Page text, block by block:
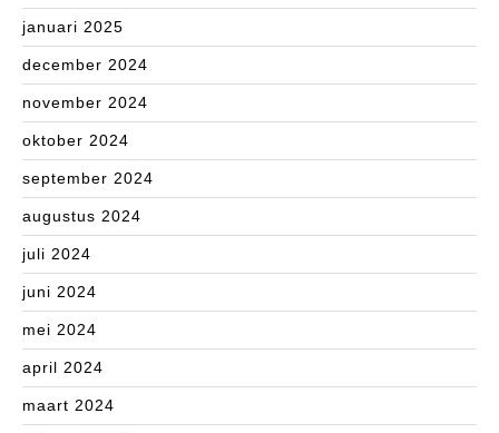
januari 2025
december 2024
november 2024
oktober 2024
september 2024
augustus 2024
juli 2024
juni 2024
mei 2024
april 2024
maart 2024